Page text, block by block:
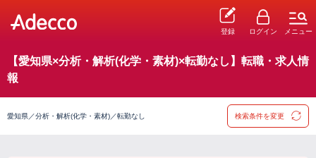
登録 ログイン メニュー
【愛知県×分析・解析(化学・素材)×転勤なし】転職・求人情
報
愛知県／分析・解析(化学・素材)／転勤なし 検索条件を変更